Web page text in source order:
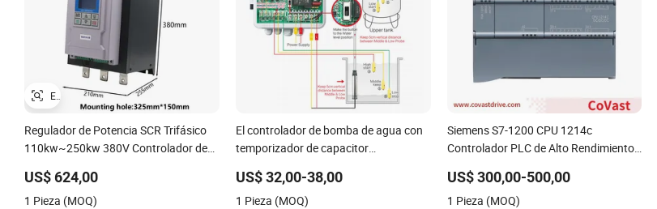
Regulador de Potencia SCR Trifásico
110kw~250kw 380V Controlador de
Horno / Control de Temperatura
US$ 624,00
1 Pieza (MOQ)
El controlador de bomba de agua con
temporizador de capacitor
tierras agrícolas
US$ 32,00-38,00
1 Pieza (MOQ)
Siemens S7-1200 CPU 1214c
Controlador PLC de Alto Rendimiento
US$ 300,00-500,00
1 Pieza (MOQ)